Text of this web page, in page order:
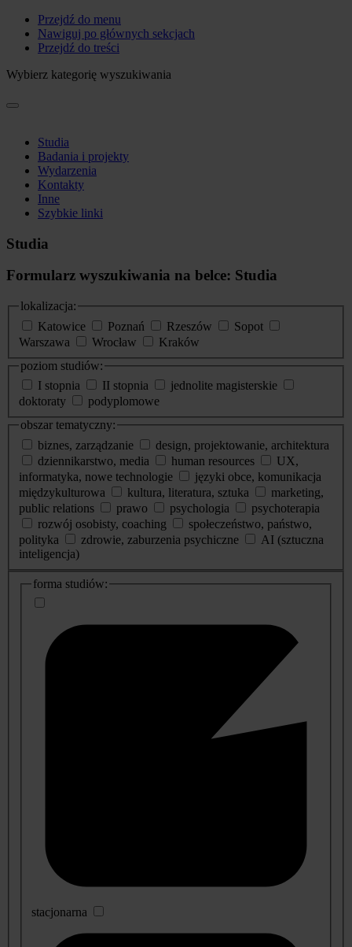
Przejdź do menu
Nawiguj po głównych sekcjach
Przejdź do treści
Wybierz kategorię wyszukiwania
Studia
Badania i projekty
Wydarzenia
Kontakty
Inne
Szybkie linki
Studia
Formularz wyszukiwania na belce: Studia
lokalizacja:
Katowice
Poznań Rzeszów
Sopot
Warszawa
Wrocław
Kraków
poziom studiów:
I stopnia
II stopnia
jednolite magisterskie
doktoraty
podyplomowe
obszar tematyczny:
biznes, zarządzanie
design, projektowanie, architektura
dziennikarstwo, media
human resources
UX,
informatyka, nowe technologie
języki obce, komunikacja
międzykulturowa
kultura, literatura, sztuka
marketing,
public relations
prawo psychologia
psychoterapia
rozwój osobisty, coaching
społeczeństwo, państwo,
polityka
zdrowie, zaburzenia psychiczne
AI (sztuczna
inteligencja)
dodatkowe
informacje
forma studiów:
stacjonarna